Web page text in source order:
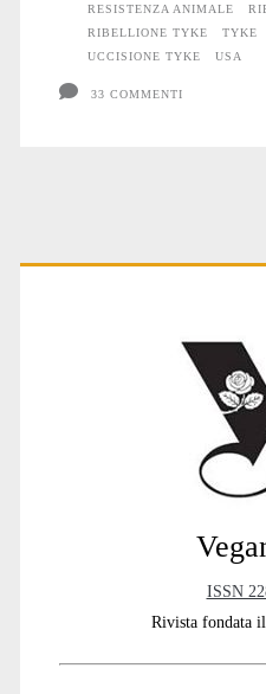
RESISTENZA ANIMALE
RIBELLIONE TYKE
TYKE
UCCISIONE TYKE
USA
33 COMMENTI
Primary
ISSN
Rivista fondata